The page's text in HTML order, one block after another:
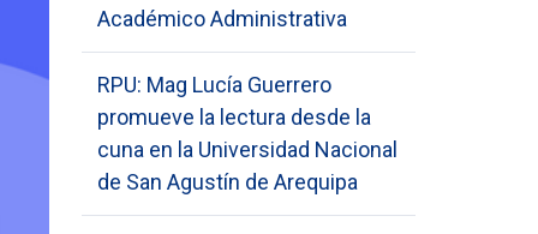
Académico Administrativa
RPU: Mag Lucía Guerrero
promueve la lectura desde la
cuna en la Universidad Nacional
de San Agustín de Arequipa